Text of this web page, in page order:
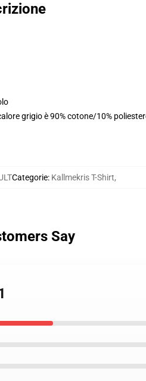
grigio è 90% cotone/10%
Categorie: Kallmekris T-Shirt,
Say